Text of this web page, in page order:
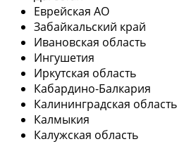
Еврейская АО
Забайкальский край
Ивановская область
Ингушетия
Иркутская область
Кабардино-Балкария
Калининградская область
Калмыкия
Калужская область